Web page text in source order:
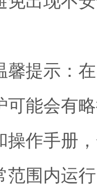
馨提示：
可能会有
操作手册
范围内运